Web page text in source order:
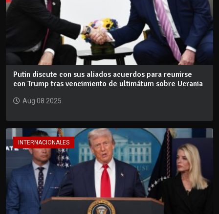
Putin discute con sus aliados acuerdos para reunirse
con Trump tras vencimiento de ultimátum sobre Ucrania
Aug 08 2025
INTERNACIONALES